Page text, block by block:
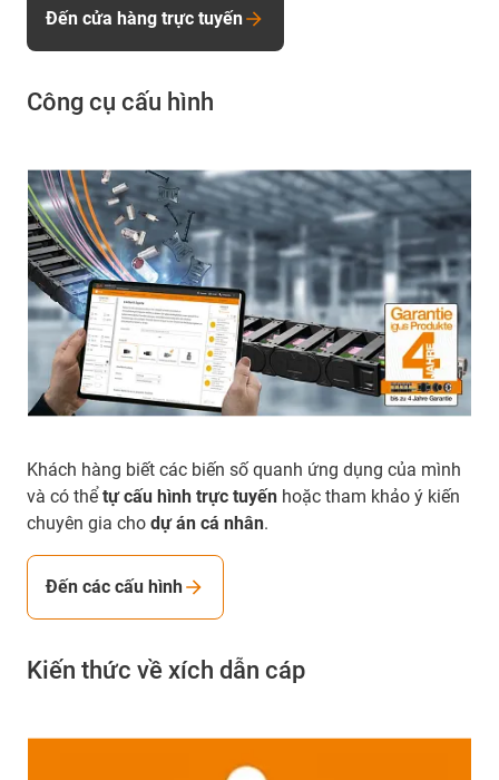
Đến cửa hàng trực tuyến
Công cụ cấu hình
Khách hàng biết các biến số quanh ứng dụng của mình
và có thể tự cấu hình trực tuyến hoặc tham khảo ý kiến
chuyên gia cho dự án cá nhân.
Đến các cấu hình
Kiến thức về xích dẫn cáp